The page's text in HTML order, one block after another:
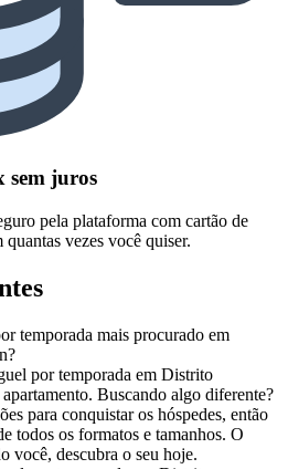
sem juros
pela plataforma com cartão de
vezes você quiser.
temporada mais procurado em
por temporada em Distrito
Buscando algo diferente?
para conquistar os hóspedes, então
todos os formatos e tamanhos. O
você, descubra o seu hoje.